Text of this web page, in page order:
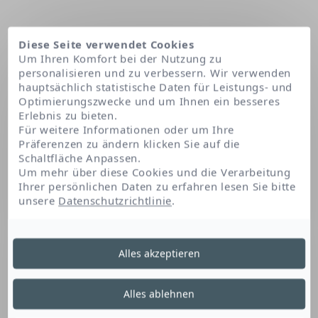
Startseite Sodium metabisulfite
Sodium Metabisulfite
Dieses Schwefelderivat ist ein
Konservierungsmittel. Es schützt das Produkt
Diese Seite verwendet Cookies
Um Ihren Komfort bei der Nutzung zu
personalisieren und zu verbessern. Wir verwenden
hauptsächlich statistische Daten für Leistungs- und
Optimierungszwecke und um Ihnen ein besseres
Erlebnis zu bieten.
Für weitere Informationen oder um Ihre
Präferenzen zu ändern klicken Sie auf die
Schaltfläche Anpassen.
Um mehr über diese Cookies und die Verarbeitung
Ihrer persönlichen Daten zu erfahren lesen Sie bitte
unsere Datenschutzrichtlinie.
Alles ablehnen
Alles akzeptieren